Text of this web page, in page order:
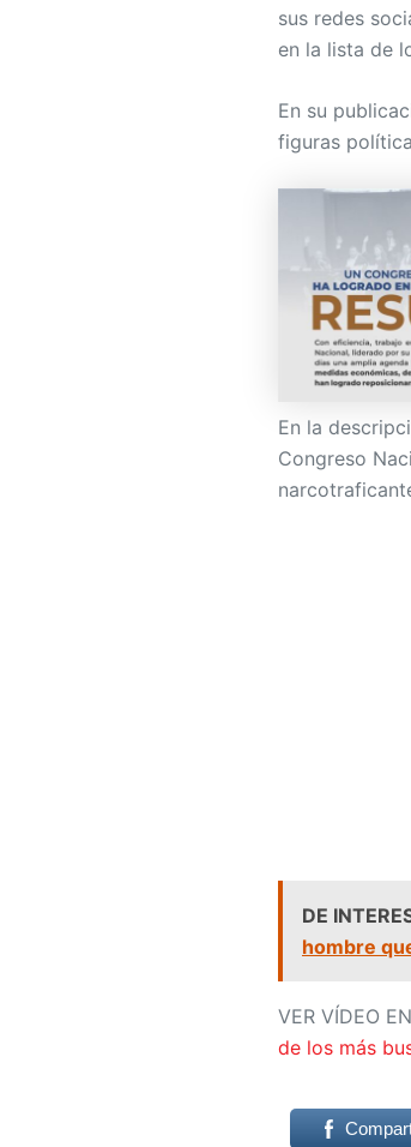
sus redes
en la lista de
En su
figuras
En la
Congreso
DE
hombre
VER VÍDEO
de los más